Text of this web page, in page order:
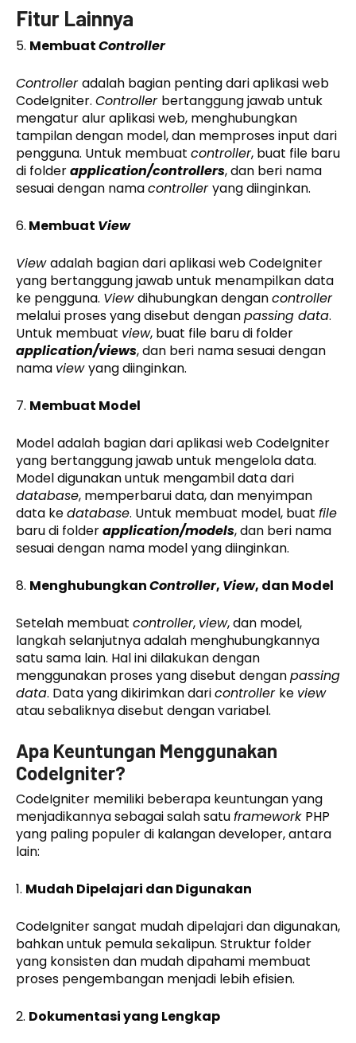
Fitur Lainnya
5. MembuatController
Controlleradalah bagian penting dari aplikasi web
CodeIgniter. Controller bertanggung jawab untuk
mengatur alur aplikasi web, menghubungkan
tampilan dengan model, dan memproses input dari
pengguna. Untuk membuat controller, buat file baru
di folderapplication/controllers, dan beri nama
sesuai dengan namacontrolleryang diinginkan.
6. Membuat View
Viewadalah bagian dari aplikasi web CodeIgniter
yang bertanggung jawab untuk menampilkan data
ke pengguna. Viewdihubungkan dengancontroller
melalui proses yang disebut denganpassing data.
Untuk membuat view, buat file baru di folder
application/views, dan beri nama sesuai dengan
nama viewyang diinginkan.
7. Membuat Model
Model adalah bagian dari aplikasi web CodeIgniter
yang bertanggung jawab untuk mengelola data.
Model digunakan untuk mengambil data dari
database, memperbarui data, dan menyimpan
data kedatabase. Untuk membuat model, buat file
baru di folderapplication/models, dan beri nama
sesuai dengan nama model yang diinginkan.
8. MenghubungkanController, View, dan Model
Setelah membuat controller, view, dan model,
langkah selanjutnya adalah menghubungkannya
satu sama lain. Hal ini dilakukan dengan
menggunakan proses yang disebut denganpassing
data. Data yang dikirimkan daricontroller ke view
atau sebaliknya disebut dengan variabel.
Apa Keuntungan Menggunakan
CodeIgniter?
CodeIgniter memiliki beberapa keuntungan yang
menjadikannya sebagai salah satuframework PHP
yang paling populer di kalangan developer, antara
lain:
1. Mudah Dipelajari dan Digunakan
CodeIgniter sangat mudah dipelajari dan digunakan,
bahkan untuk pemula sekalipun. Struktur folder
yang konsisten dan mudah dipahami membuat
proses pengembangan menjadi lebih efisien.
2. Dokumentasi yang Lengkap